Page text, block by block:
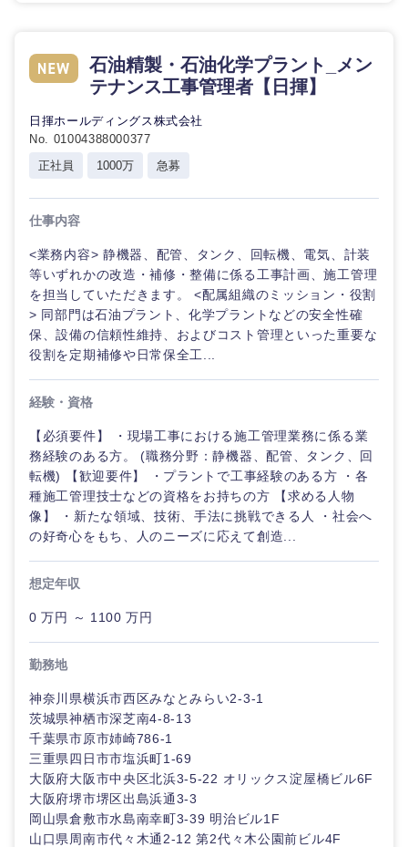
専門職
（IT）、
Webサー
作、ゲー
（モノづ
くり）
金融専門
職
不動産専
門職
建設・施
工管理
事務職
その他
金融専門職
メディカル
建設・施工管理
事務職
その他
IT・通信
広告・宣伝・印刷
マスメディア
法律・特許事務所・監査法人
人材・アウトソーシング
サービス
その他
関東地方
群馬県
神奈川県
フルリモート
上
完全週休2日制
石油精製・石油化学プラント_メン
テナンス工事管理者【日揮】
日揮ホールディングス株式会社
No. 01004388000377
正社員
1000万 急募
仕事内容
<業務内容> 静機器、配管、タンク、回転機、電気、計装
等いずれかの改造・補修・整備に係る工事計画、施工管理
を担当していただきます。 <配属組織のミッション・役割
> 同部門は石油プラント、化学プラントなどの安全性確
保、設備の信頼性維持、およびコスト管理といった重要な
役割を定期補修や日常保全工...
経験・資格
【必須要件】 ・現場工事における施工管理業務に係る業
務経験のある方。 (職務分野：静機器、配管、タンク、回
転機) 【歓迎要件】 ・プラントで工事経験のある方 ・各
種施工管理技士などの資格をお持ちの方 【求める人物
像】 ・新たな領域、技術、手法に挑戦できる人 ・社会へ
の好奇心をもち、人のニーズに応えて創造...
想定年収
0 万円 ～ 1100 万円
勤務地
神奈川県横浜市西区みなとみらい2-3-1
茨城県神栖市深芝南4-8-13
千葉県市原市姉崎786-1
三重県四日市市塩浜町1-69
大阪府大阪市中央区北浜3-5-22 オリックス淀屋橋ビル6F
大阪府堺市堺区出島浜通3-3
岡山県倉敷市水島南幸町3-39 明治ビル1F
山口県周南市代々木通2-12 第2代々木公園前ビル4F